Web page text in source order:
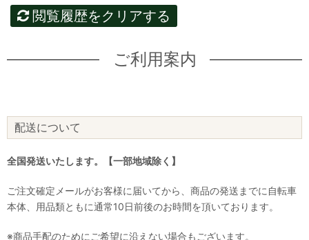
閲覧履歴をクリアする
ご利用案内
配送について
全国発送いたします。【一部地域除く】
ご注文確定メールがお客様に届いてから、商品の発送までに自転車
本体、用品類ともに通常10日前後のお時間を頂いております。
※商品手配のためにご希望に沿えない場合もございます。